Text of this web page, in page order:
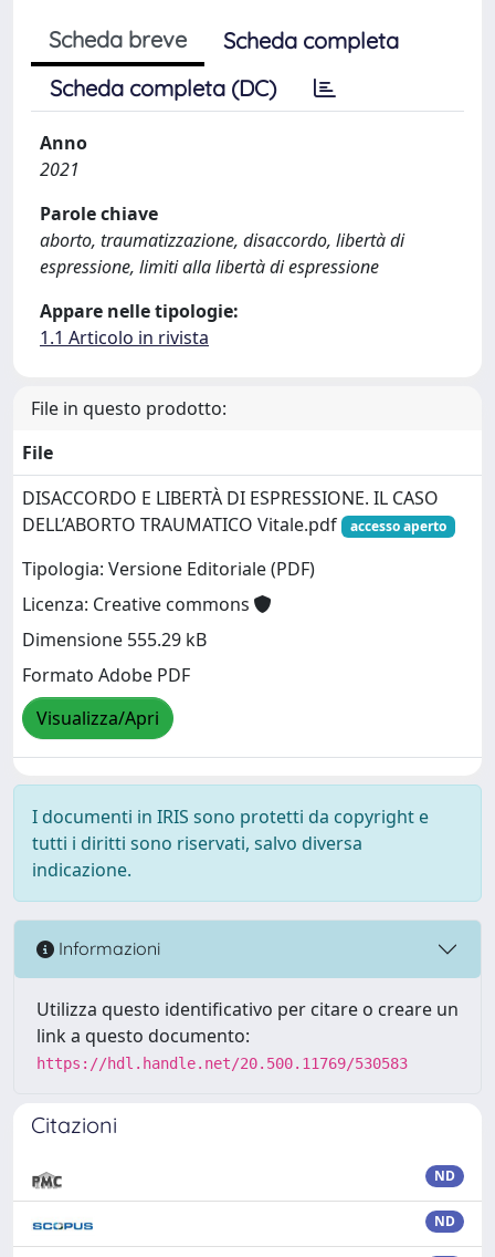
Scheda breve
Scheda completa
Scheda completa (DC)
Anno
2021
Parole chiave
aborto, traumatizzazione, disaccordo, libertà di
espressione, limiti alla libertà di espressione
Appare nelle tipologie:
1.1 Articolo in rivista
File in questo prodotto:
File
DISACCORDO E LIBERTÀ DI ESPRESSIONE. IL CASO
DELL’ABORTO TRAUMATICO Vitale.pdf
accesso aperto
Tipologia: Versione Editoriale (PDF)
Licenza: Creative commons
Dimensione 555.29 kB
Formato Adobe PDF
Visualizza/Apri
I documenti in IRIS sono protetti da copyright e
tutti i diritti sono riservati, salvo diversa
indicazione.
Informazioni
Utilizza questo identificativo per citare o creare un
link a questo documento:
https://hdl.handle.net/20.500.11769/530583
Citazioni
ND
ND